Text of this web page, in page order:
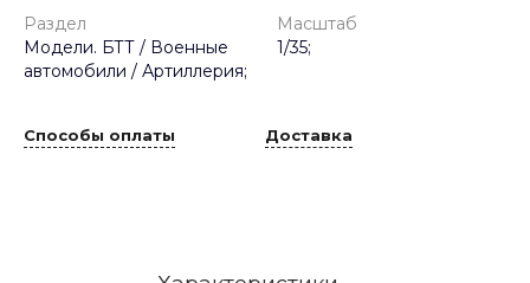
Раздел
Модели. БТТ / Военные
автомобили / Артиллерия;
Масштаб
1/35;
Способы оплаты Доставка